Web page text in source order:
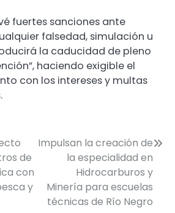
fuertes sanciones ante
falsedad, simulación u
la caducidad de pleno
haciendo exigible el
con los intereses y multas
de
con
y
Impulsan la creación de
la especialidad en
Hidrocarburos y
Minería para escuelas
técnicas de Río Negro